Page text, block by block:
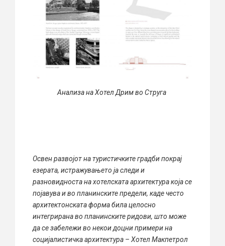
Анализа на Хотел Дрим во Струга
Освен развојот на туристичките градби покрај
езерата, истражувањето ја следи и
разновидноста на хотелската архитектура која се
појавува и во планинските предели, каде често
архитектонската форма била целосно
интегрирана во планинските ридови, што може
да се забележи во некои доцни примери на
социјалистичка архитектура – Хотел Макпетрол